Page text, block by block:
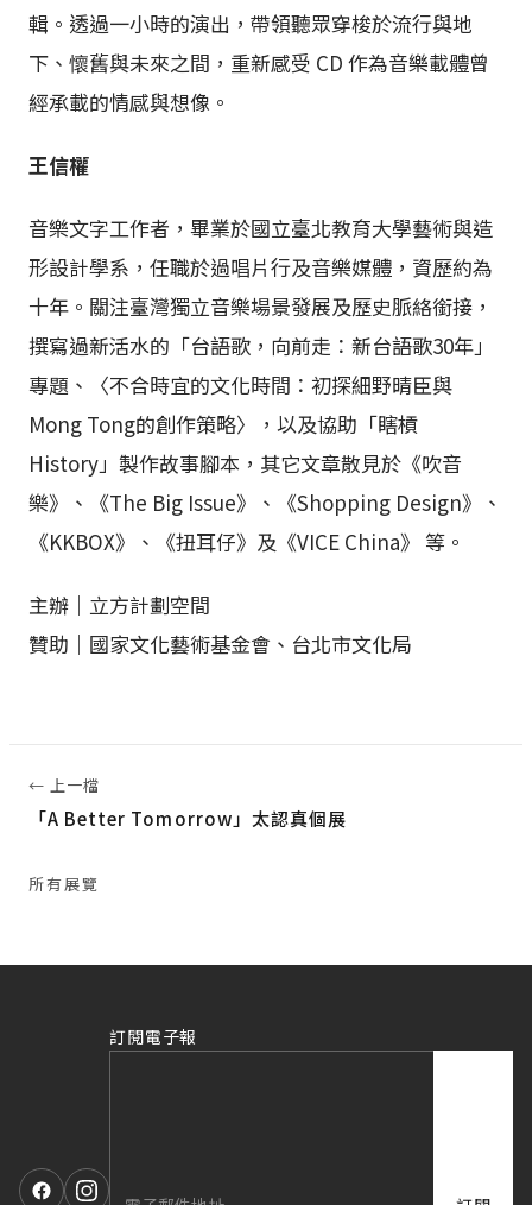
輯。透過一小時的演出，帶領聽眾穿梭於流行與地
下、懷舊與未來之間，重新感受 CD 作為音樂載體曾
經承載的情感與想像。
王信權
音樂文字工作者，畢業於國立臺北教育大學藝術與造
形設計學系，任職於過唱片行及音樂媒體，資歷約為
十年。關注臺灣獨立音樂場景發展及歷史脈絡銜接，
撰寫過新活水的「台語歌，向前走：新台語歌30年」
專題、〈不合時宜的文化時間：初探細野晴臣與
Mong Tong的創作策略〉，以及協助「瞎槓
History」製作故事腳本，其它文章散見於《吹音
樂》、《The Big Issue》、《Shopping Design》、
《KKBOX》、《扭耳仔》及《VICE China》 等。
主辦｜立方計劃空間
贊助｜國家文化藝術基金會、台北市文化局
← 上一檔
「A Better Tomorrow」太認真個展
所有展覽
訂閱電子報